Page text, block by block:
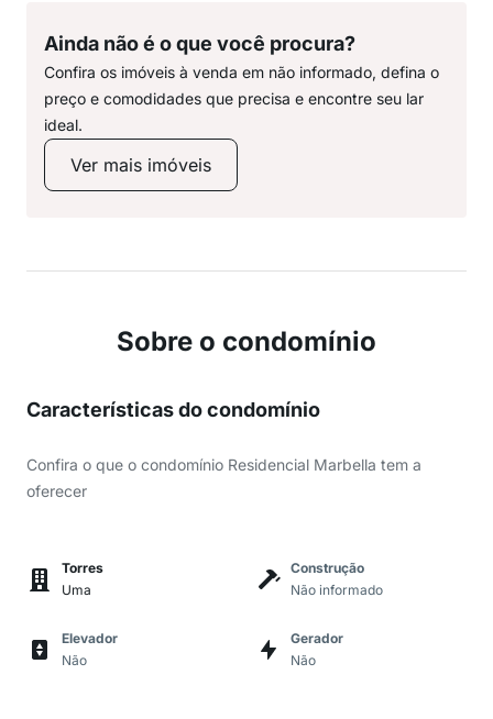
Ainda não é o que você procura?
Confira os imóveis à venda em não informado, defina o
preço e comodidades que precisa e encontre seu lar
ideal.
Ver mais imóveis
Sobre o condomínio
Características do condomínio
Confira o que o condomínio Residencial Marbella tem a
oferecer
Torres
Uma
Construção
Não informado
Elevador
Não
Gerador
Não